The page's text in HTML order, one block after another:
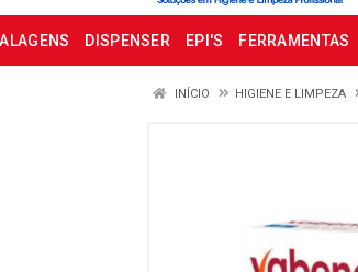
DISPENSER EPI'S FERRAMENTAS
INÍCIO HIGIENE E LIMPEZA